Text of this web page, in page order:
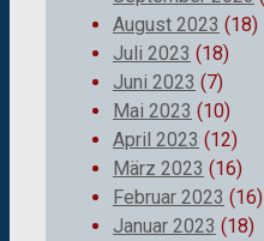
August 2023 (18)
Juli 2023 (18)
Juni 2023 (7)
Mai 2023 (10)
April 2023 (12)
März 2023 (16)
Februar 2023 (16)
Januar 2023 (18)